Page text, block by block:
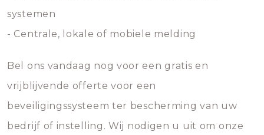
systemen
- Centrale, lokale of mobiele melding
Bel ons vandaag nog voor een gratis en
vrijblijvende offerte voor een
beveiligingssysteem ter bescherming van uw
bedrijf of instelling. Wij nodigen u uit om onze